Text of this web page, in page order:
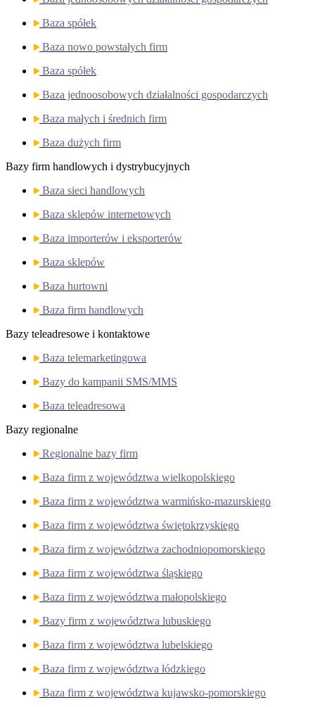
Baza spółek
Baza nowo powstałych firm
Baza spółek
Baza jednoosobowych działalności gospodarczych
Baza małych i średnich firm
Baza dużych firm
Bazy firm handlowych i dystrybucyjnych
Baza sieci handlowych
Baza sklepów internetowych
Baza importerów i eksporterów
Baza sklepów
Baza hurtowni
Baza firm handlowych
Bazy teleadresowe i kontaktowe
Baza telemarketingowa
Bazy do kampanii SMS/MMS
Baza teleadresowa
Bazy regionalne
Regionalne bazy firm
Baza firm z województwa wielkopolskiego
Baza firm z województwa warmińsko-mazurskiego
Baza firm z województwa świętokrzyskiego
Baza firm z województwa zachodniopomorskiego
Baza firm z województwa śląskiego
Baza firm z województwa małopolskiego
Bazy firm z województwa lubuskiego
Baza firm z województwa lubelskiego
Baza firm z województwa łódzkiego
Baza firm z województwa kujawsko-pomorskiego